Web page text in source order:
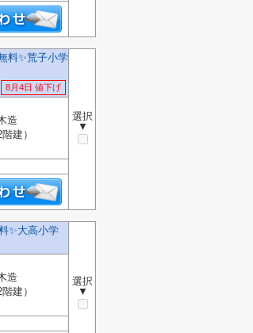
料✨️荒子小学
8月4日 値下げ
選択
▼
造
建）
✨️大高小学
選択
▼
造
建）